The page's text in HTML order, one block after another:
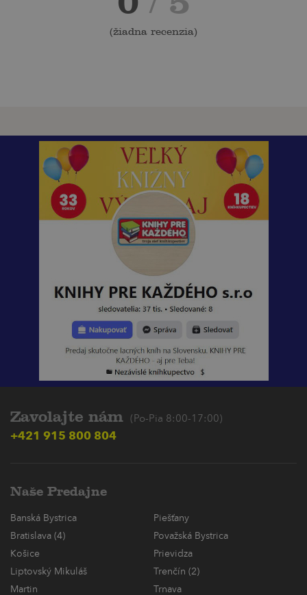
(žiadna recenzia)
Zavolajte nám (Po-Pia 8:00-17:00)
+421 915 800 804
Naše Predajne
Banská Bystrica
Piešťany
Bratislava (4)
Považská Bystrica
Košice
Prievidza
Liptovský Mikuláš
Trenčín (2)
Martin
Trnava